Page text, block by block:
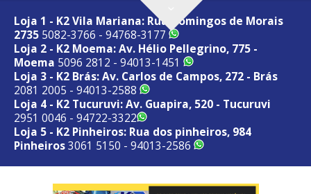
Loja 1 - K2 Vila Mariana: Rua Domingos de Morais
2735 5082-3766 - 94768-3177
Loja 2 - K2 Moema: Av. Hélio Pellegrino, 775 -
Moema 5096 2812 - 94013-1451
Loja 3 - K2 Brás: Av. Carlos de Campos, 272 - Brás
2081 2005 - 94013-2588
Loja 4 - K2 Tucuruvi: Av. Guapira, 520 - Tucuruvi
2951 0046 - 94722-3322
Loja 5 - K2 Pinheiros: Rua dos pinheiros, 984
Pinheiros3061 5150 - 94013-2586